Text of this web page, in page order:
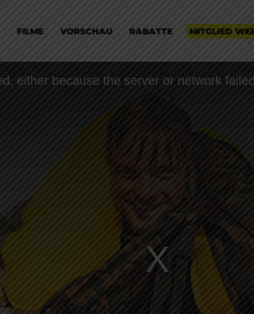
FILME VORSCHAU RABATTE MITGLIED
either because the server or network